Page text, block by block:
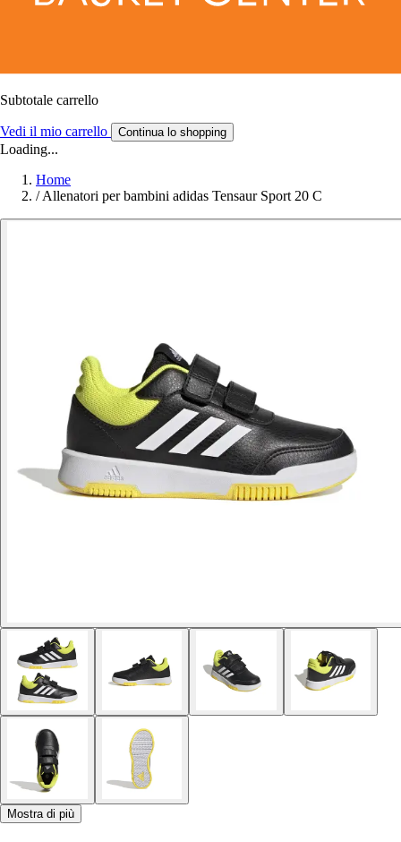
Subtotale carrello
Vedi il mio carrello Continua lo shopping
Loading...
Home
/ Allenatori per bambini adidas Tensaur Sport 20 C
Mostra di più